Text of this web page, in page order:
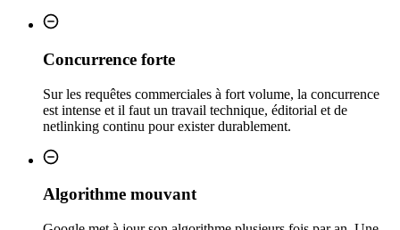
Concurrence forte
Sur les requêtes commerciales à fort volume, la concurrence
est intense et il faut un travail technique, éditorial et de
netlinking continu pour exister durablement.
Algorithme mouvant